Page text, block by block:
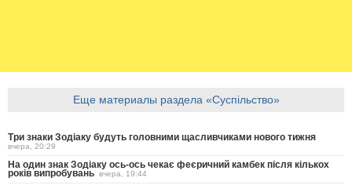
Еще материалы раздела «Суспільство»
Три знаки Зодіаку будуть головними щасливчиками нового тижня
вчера, 20:29
На один знак Зодіаку ось-ось чекає феєричний камбек після кількох
років випробувань вчера, 19:44